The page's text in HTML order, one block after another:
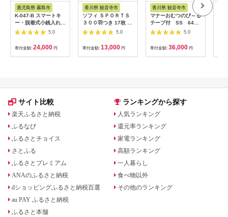
鹿児島県 霧島市
K-047-B スマートキ
ー・脱着式小銭入れ付
きキーケース＜キャメ
ル＞【m's】霧島市 革
革製品 牛革 本革 ヌメ
革 キーケース コイン
ケース 小銭入れ ハン
5.0
寄付金額: 24,000 円
さと納税
香川県 観音寺市
ソフィ ＳＰＯＲＴＳ
３００羽つき 17枚 ×8
日用品 生理用品 ナプ
キン ずれに強い スポ
ーツ用 ユニチャーム
5.0
寄付金額: 13,000 円
香川県 観音寺市
マナーおむつのび～る
テープ付 SS 64枚
× 6袋
5.0
寄付金額: 36,000 円
サイト比較
楽天ふるさと納税
ふるなび
ふるさとチョイス
さとふる
ふるさとプレミアム
ANAのふるさと納税
dショッピングふるさと納税百選
au PAY ふるさと納税
ふるさと本舗
ランキングから探す
人気ランキング
還元率ランキング
家電ランキング
高額ランキング
一人暮らし
食べ物以外
その他のランキング